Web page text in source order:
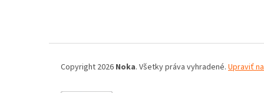
Copyright 2026 Noka. Všetky práva vyhradené. Upraviť